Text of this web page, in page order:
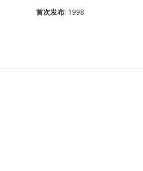
首次发布: 1998